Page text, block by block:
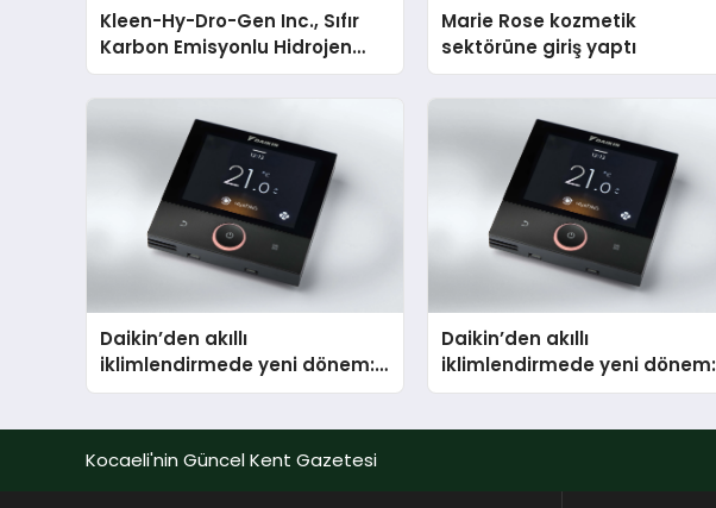
Kleen-Hy-Dro-Gen Inc., Sıfır
Karbon Emisyonlu Hidrojen
Isıtma Teknolojisinde ISO ve
Marie Rose kozmetik
sektörüne giriş yaptı
Daikin’den akıllı
iklimlendirmede yeni dönem:
Madoka Plus Türkiye’de
Daikin’den akıllı
iklimlendirmede yeni dönem:
Madoka Plus Türkiye’de
Kocaeli'nin Güncel Kent Gazetesi